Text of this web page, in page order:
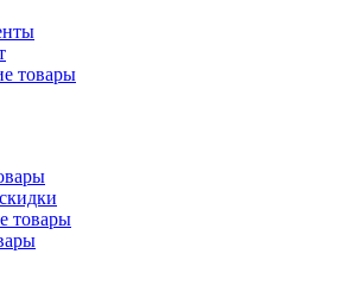
товары
товары